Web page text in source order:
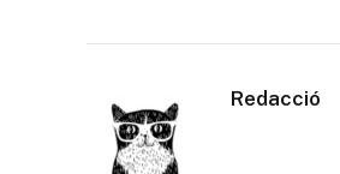
Redacció